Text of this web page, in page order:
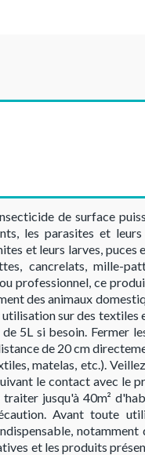
de surface
les parasites et leurs
et leurs larves, puces
cancrelats, mille-
professionnel, ce
des animaux
sur des
5L si besoin. Fermer
de 20 cm
matelas, etc.).
le contact avec le
jusqu'à 40m²
Avant toute
notamment
et les produits